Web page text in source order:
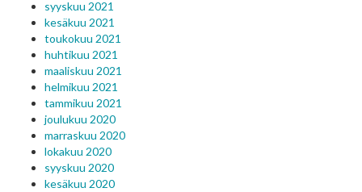
syyskuu 2021
kesäkuu 2021
toukokuu 2021
huhtikuu 2021
maaliskuu 2021
helmikuu 2021
tammikuu 2021
joulukuu 2020
marraskuu 2020
lokakuu 2020
syyskuu 2020
kesäkuu 2020